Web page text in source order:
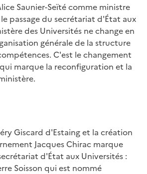
Saunier-Seïté comme ministre
passage du secrétariat d'État aux
des Universités ne change en
générale de la structure
C'est le changement
marque la reconfiguration et la
Giscard d'Estaing et la création
Jacques Chirac marque
d'État aux Universités :
Soisson qui est nommé